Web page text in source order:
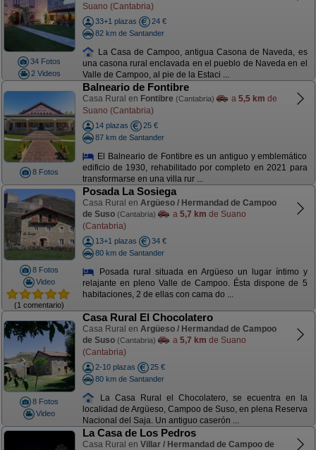
34 Fotos
2 Videos
Suano (Cantabria)
33+1 plazas
24 €
82 km de Santander
La Casa de Campoo, antigua Casona de Naveda, es
una casona rural enclavada en el pueblo de Naveda en el
Valle de Campoo, al pie de la Estaci ...
8 Fotos
Balneario de Fontibre
Casa Rural en Fontibre (Cantabria) a 5,5 km de
Suano (Cantabria)
14 plazas
25 €
87 km de Santander
El Balneario de Fontibre es un antiguo y emblemático
edificio de 1930, rehabilitado por completo en 2021 para
transformarse en una villa rur ...
8 Fotos
Video
(1 comentario)
Posada La Sosiega
Casa Rural en Argüeso / Hermandad de Campoo
de Suso (Cantabria) a 5,7 km de Suano
(Cantabria)
13+1 plazas
34 €
80 km de Santander
Posada rural situada en Argüeso un lugar íntimo y
relajante en pleno Valle de Campoo. Ésta dispone de 5
habitaciones, 2 de ellas con cama do ...
8 Fotos
Video
Casa Rural El Chocolatero
Casa Rural en Argüeso / Hermandad de Campoo
de Suso (Cantabria) a 5,7 km de Suano
(Cantabria)
2-10 plazas
25 €
80 km de Santander
La Casa Rural el Chocolatero, se ecuentra en la
localidad de Argüeso, Campoo de Suso, en plena Reserva
Nacional del Saja. Un antiguo caserón ...
La Casa de Los Pedros
Casa Rural en Villar / Hermandad de Campoo de